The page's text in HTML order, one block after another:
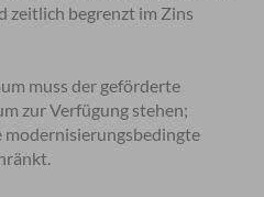
zeitlich begrenzt im Zins
muss der geförderte
zur Verfügung stehen;
modernisierungsbedingte